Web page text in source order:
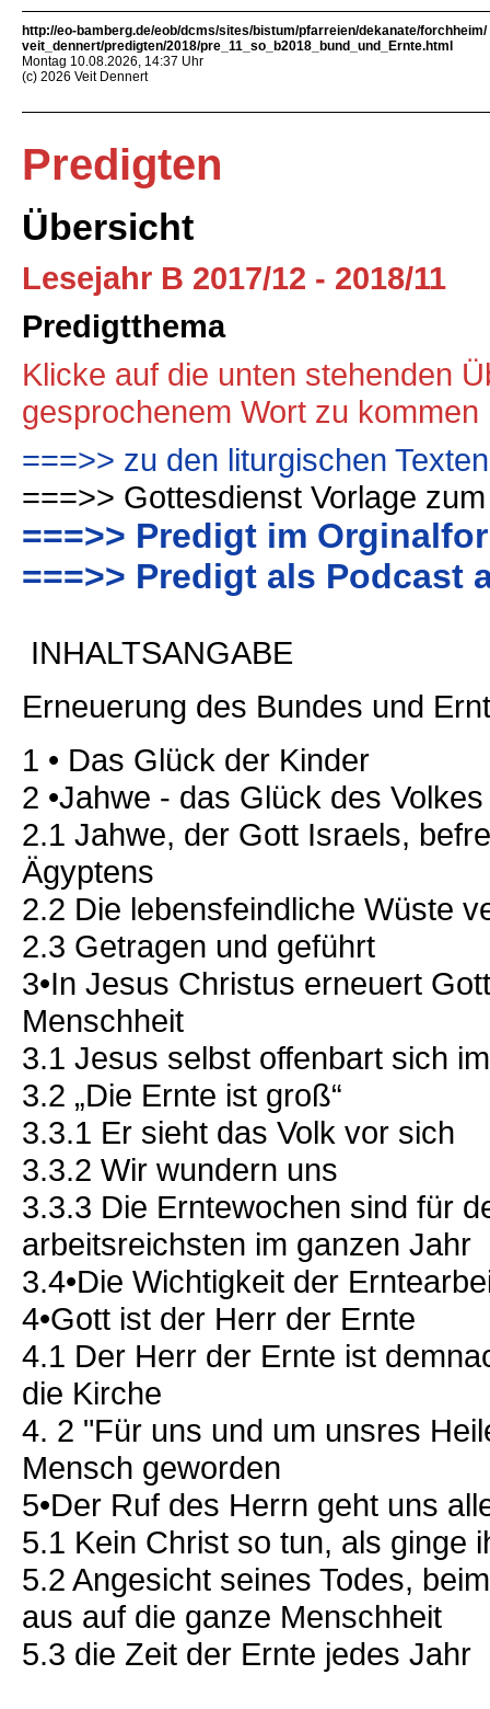
http://eo-bamberg.de/eob/dcms/sites/bistum/pfarreien/dekanate/forchheim/
veit_dennert/predigten/2018/pre_11_so_b2018_bund_und_Ernte.html
Montag 10.08.2026, 14:37 Uhr
(c) 2026 Veit Dennert
Predigten
Übersicht
Lesejahr B 2017/12 - 2018/11
Predigtthema
Klicke auf die unten stehenden
gesprochenem Wort zu kommen
===>> zu den liturgischen
===>> Gottesdienst Vorlage
===>> Predigt im
===>> Predigt als Podcast
INHALTSANGABE
Erneuerung des Bundes und
1 • Das Glück der Kinder
2 •Jahwe - das Glück des
2.1 Jahwe, der Gott Israels,
Ägyptens
2.2 Die lebensfeindliche Wüste
2.3 Getragen und geführt
3•In Jesus Christus erneuert
Menschheit
3.1 Jesus selbst offenbart sich
3.2 „Die Ernte ist groß“
3.3.1 Er sieht das Volk vor sich
3.3.2 Wir wundern uns
3.3.3 Die Erntewochen sind für
arbeitsreichsten im ganzen Jahr
3.4•Die Wichtigkeit der
4•Gott ist der Herr der Ernte
4.1 Der Herr der Ernte ist
die Kirche
4. 2 "Für uns und um unsres
Mensch geworden
5•Der Ruf des Herrn geht uns
5.1 Kein Christ so tun, als ginge
5.2 Angesicht seines Todes,
aus auf die ganze Menschheit
5.3 die Zeit der Ernte jedes Jahr